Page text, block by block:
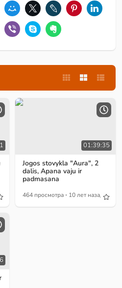
01:39:35
Jogos stovykla "Aura", 2
dalis, Apana vaju ir
padmasana
464 просмотра · 10 лет назад